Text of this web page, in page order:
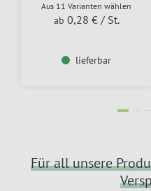
Aus 11 Varianten wählen
ab 0,28 € / St.
lieferbar
Für all unsere